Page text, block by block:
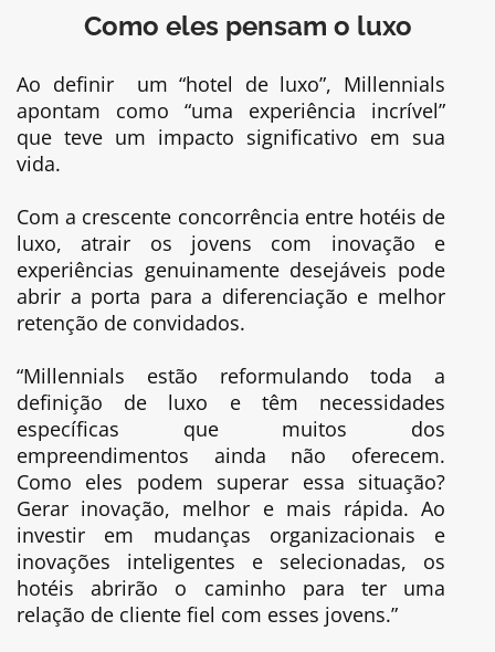
Como eles pensam o luxo
Ao definir um “hotel de luxo”, Millennials
apontam como “uma experiência incrível”
que teve um impacto significativo em sua
vida.
Com a crescente concorrência entre hotéis de
luxo, atrair os jovens com inovação e
experiências genuinamente desejáveis pode
abrir a porta para a diferenciação e melhor
retenção de convidados.
“Millennials estão reformulando toda a
definição de luxo e têm necessidades
específicas que muitos dos
empreendimentos ainda não oferecem.
Como eles podem superar essa situação?
Gerar inovação, melhor e mais rápida. Ao
investir em mudanças organizacionais e
inovações inteligentes e selecionadas, os
hotéis abrirão o caminho para ter uma
relação de cliente fiel com esses jovens.”